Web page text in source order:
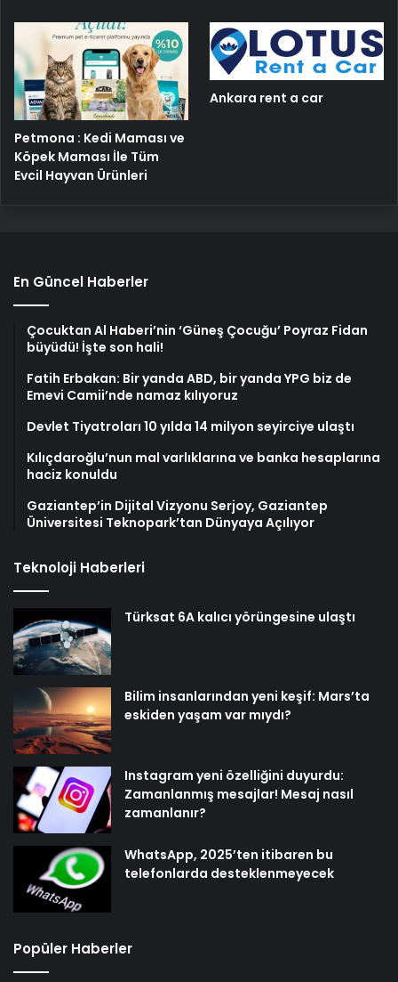
Petmona : Kedi Maması ve
Köpek Maması İle Tüm
Evcil Hayvan Ürünleri
Ankara rent a car
En Güncel Haberler
Çocuktan Al Haberi’nin ‘Güneş Çocuğu’ Poyraz Fidan
büyüdü! İşte son hali!
Fatih Erbakan: Bir yanda ABD, bir yanda YPG biz de
Emevi Camii’nde namaz kılıyoruz
Devlet Tiyatroları 10 yılda 14 milyon seyirciye ulaştı
Kılıçdaroğlu’nun mal varlıklarına ve banka hesaplarına
haciz konuldu
Gaziantep’in Dijital Vizyonu Serjoy, Gaziantep
Üniversitesi Teknopark’tan Dünyaya Açılıyor
Teknoloji Haberleri
Türksat 6A kalıcı yörüngesine ulaştı
Bilim insanlarından yeni keşif: Mars’ta
eskiden yaşam var mıydı?
Instagram yeni özelliğini duyurdu:
Zamanlanmış mesajlar! Mesaj nasıl
zamanlanır?
WhatsApp, 2025’ten itibaren bu
telefonlarda desteklenmeyecek
Popüler Haberler